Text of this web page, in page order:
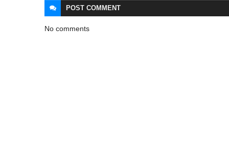
POST COMMENT
No comments